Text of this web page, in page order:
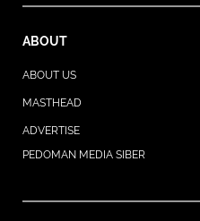
ABOUT
ABOUT US
MASTHEAD
ADVERTISE
PEDOMAN MEDIA SIBER